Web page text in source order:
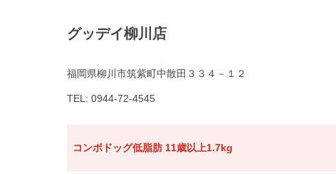
グッデイ柳川店
福岡県柳川市筑紫町中散田３３４－１２
TEL: 0944-72-4545
コンボドッグ低脂肪 11歳以上1.7kg